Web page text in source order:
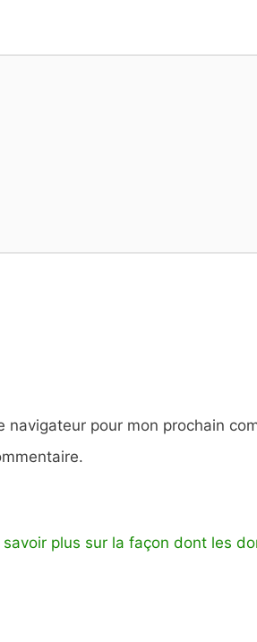
pour mon prochain
savoir plus sur la façon dont les